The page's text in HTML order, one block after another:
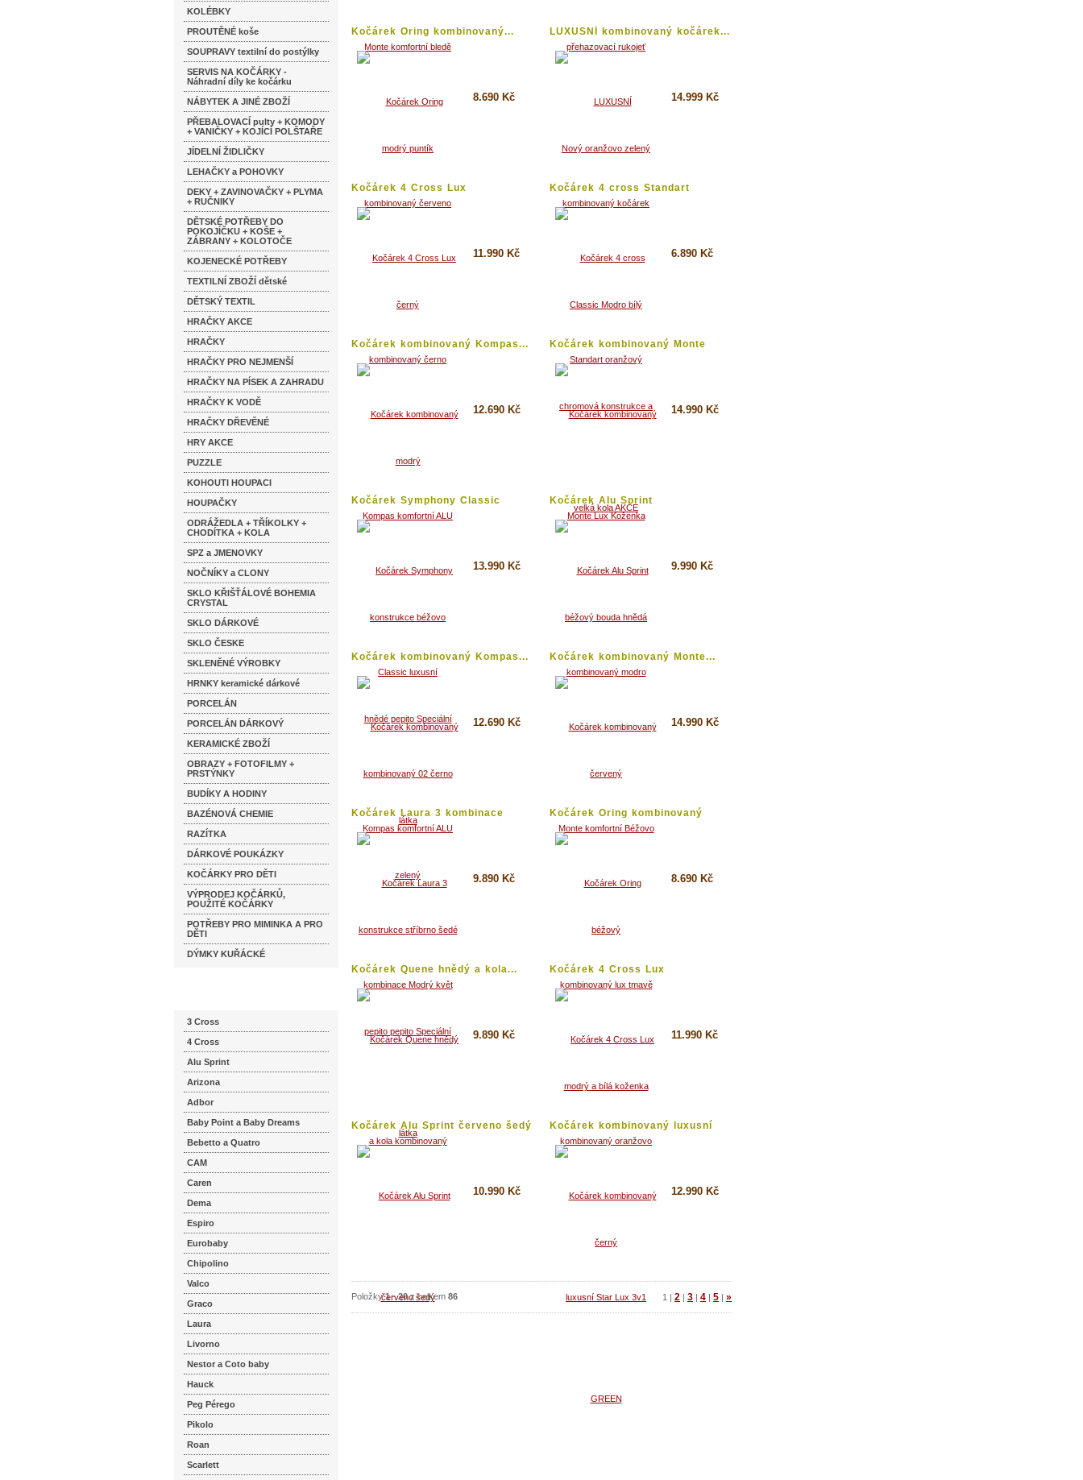
KOLÉBKY
PROUTĚNÉ koše
SOUPRAVY textilní do postýlky
SERVIS NA KOČÁRKY -
Náhradní díly ke kočárku
NÁBYTEK A JINÉ ZBOŽÍ
PŘEBALOVACÍ pulty + KOMODY
+ VANIČKY + KOJÍCÍ POLŠTAŘE
JÍDELNÍ ŽIDLIČKY
LEHAČKY a POHOVKY
DEKY + ZAVINOVAČKY + PLYMA
+ RUČNIKY
DĚTSKÉ POTŘEBY DO
POKOJÍČKU + KOŠE +
ZÁBRANY + KOLOTOČE
KOJENECKÉ POTŘEBY
TEXTILNÍ ZBOŽÍ dětské
DĚTSKÝ TEXTIL
HRAČKY AKCE
HRAČKY
HRAČKY PRO NEJMENŠÍ
HRAČKY NA PÍSEK A ZAHRADU
HRAČKY K VODĚ
HRAČKY DŘEVĚNÉ
HRY AKCE
PUZZLE
KOHOUTI HOUPACI
HOUPAČKY
ODRÁŽEDLA + TŘÍKOLKY +
CHODÍTKA + KOLA
SPZ a JMENOVKY
NOČNÍKY a CLONY
SKLO KŘIŠŤÁLOVÉ BOHEMIA
CRYSTAL
SKLO DÁRKOVÉ
SKLO ČESKE
SKLENĚNÉ VÝROBKY
HRNKY keramické dárkové
PORCELÁN
PORCELÁN DÁRKOVÝ
KERAMICKÉ ZBOŽÍ
OBRAZY + FOTOFILMY +
PRSTÝNKY
BUDÍKY A HODINY
BAZÉNOVÁ CHEMIE
RAZÍTKA
DÁRKOVÉ POUKÁZKY
KOČÁRKY PRO DĚTI
VÝPRODEJ KOČÁRKŮ,
POUŽITÉ KOČÁRKY
POTŘEBY PRO MIMINKA A PRO
DĚTI
DÝMKY KUŘÁCKÉ
3 Cross
4 Cross
Alu Sprint
Arizona
Adbor
Baby Point a Baby Dreams
Bebetto a Quatro
CAM
Caren
Dema
Espiro
Eurobaby
Chipolino
Valco
Graco
Laura
Livorno
Nestor a Coto baby
Hauck
Peg Pérego
Pikolo
Roan
Scarlett
Kočárek Oring kombinovaný...
8.690 Kč
LUXUSNÍ kombinovaný kočárek...
14.999 Kč
Kočárek 4 Cross Lux
kombinovaný...
11.990 Kč
Kočárek 4 cross Standart
oranžový
6.890 Kč
Kočárek kombinovaný Kompas...
12.690 Kč
Kočárek kombinovaný Monte
Lux...
14.990 Kč
Kočárek Symphony Classic
luxusní...
13.990 Kč
Kočárek Alu Sprint
kombinovaný...
9.990 Kč
Kočárek kombinovaný Kompas...
12.690 Kč
Kočárek kombinovaný Monte...
14.990 Kč
Kočárek Laura 3 kombinace
Modrý květ
9.890 Kč
Kočárek Oring kombinovaný
lux...
8.690 Kč
Kočárek Quene hnědý a kola...
9.890 Kč
Kočárek 4 Cross Lux
kombinovaný...
11.990 Kč
Kočárek Alu Sprint červeno šedý
10.990 Kč
Kočárek kombinovaný luxusní
Star...
12.990 Kč
Položky1-20z celkem 86 1 | 2 | 3 | 4 | 5 | »